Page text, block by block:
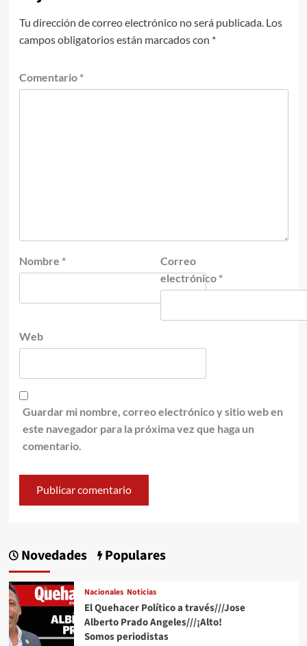
Tu dirección de correo electrónico no será publicada. Los
campos obligatorios están marcados con *
Comentario *
Nombre *
Correo
electrónico *
Web
Guardar mi nombre, correo electrónico y sitio web en
este navegador para la próxima vez que haga un
comentario.
Novedades Populares
Nacionales Noticias
El Quehacer Político a través///Jose
Alberto Prado Angeles///¡Alto!
Somos periodistas